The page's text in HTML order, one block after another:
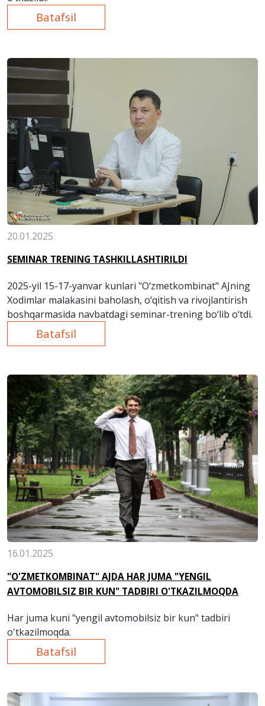
Batafsil
20.01.2025
SEMINAR TRENING TASHKILLASHTIRILDI
2025-yil 15-17-yanvar kunlari "O‘zmetkombinat" AJning
Xodimlar malakasini baholash, o‘qitish va rivojlantirish
boshqarmasida navbatdagi seminar-trening bo‘lib o‘tdi.
Batafsil
16.01.2025
"O'ZMETKOMBINAT" AJDA HAR JUMA "YENGIL
AVTOMOBILSIZ BIR KUN" TADBIRI O'TKAZILMOQDA
Har juma kuni "yengil avtomobilsiz bir kun" tadbiri
o'tkazilmoqda.
Batafsil